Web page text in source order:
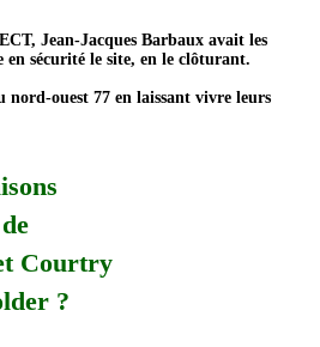
Jean-Jacques Barbaux avait les
en sécurité le site, en le clôturant.
nord-ouest 77 en laissant vivre leurs
Courtry
?